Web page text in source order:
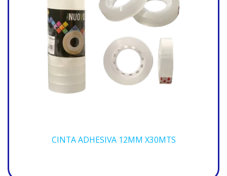
CINTA ADHESIVA 12MM X30MTS